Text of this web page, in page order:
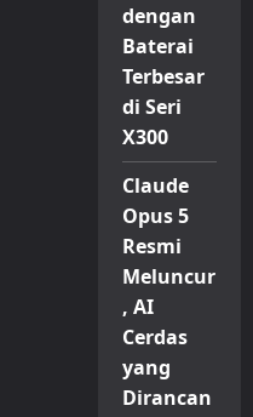
dengan
Baterai
Terbesar
di Seri
X300
Claude
Opus 5
Resmi
Meluncur
, AI
Cerdas
yang
Dirancan